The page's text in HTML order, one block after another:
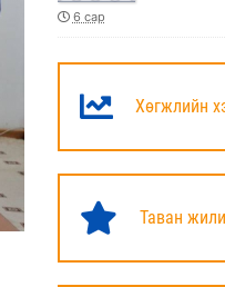
6 сар
ТӨРИЙН
ТУХАЙ
6 сар
Хөгжлийн
Таван